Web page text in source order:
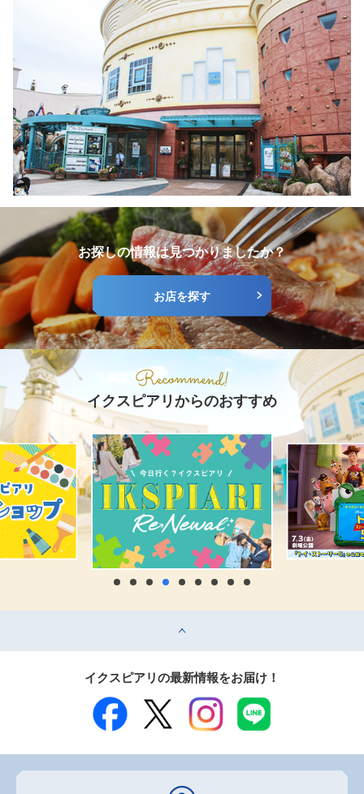
お探しの情報は見つかりましたか？
お店を探す
イクスピアリからのおすすめ
イクスピアリの最新情報をお届け！